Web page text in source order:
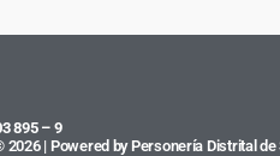
895 – 9
2026 | Powered by Personería Distrital de